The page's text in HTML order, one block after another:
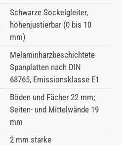
Schwarze Sockelgleiter,
höhenjustierbar (0 bis 10
mm)
Melaminharzbeschichtete
Spanplatten nach DIN
68765, Emissionsklasse E1
Böden und Fächer 22 mm;
Seiten- und Mittelwände 19
mm
2 mm starke